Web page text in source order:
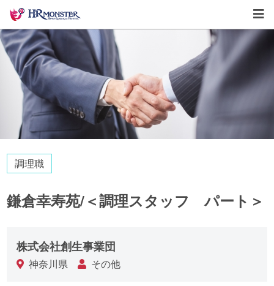
調理職
鎌倉幸寿苑/＜調理スタッフ パート＞
株式会社創生事業団
神奈川県 その他